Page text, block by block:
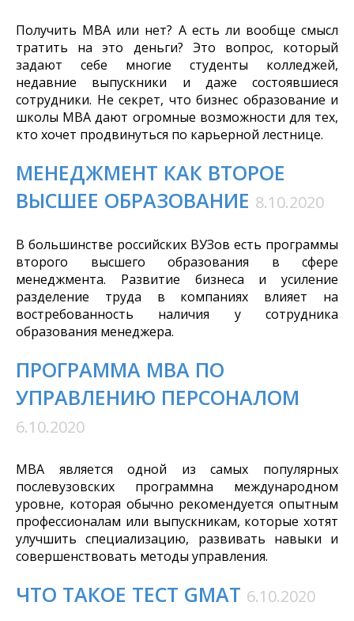
Получить MBA или нет? А есть ли вообще смысл
тратить на это деньги? Это вопрос, который
задают себе многие студенты колледжей,
недавние выпускники и даже состоявшиеся
сотрудники. Не секрет, что бизнес образование и
школы MBA дают огромные возможности для тех,
кто хочет продвинуться по карьерной лестнице.
МЕНЕДЖМЕНТ КАК ВТОРОЕ
ВЫСШЕЕ ОБРАЗОВАНИЕ 8.10.2020
В большинстве российских ВУЗов есть программы
второго высшего образования в сфере
менеджмента. Развитие бизнеса и усиление
разделение труда в компаниях влияет на
востребованность наличия у сотрудника
образования менеджера.
ПРОГРАММА МВА ПО
УПРАВЛЕНИЮ ПЕРСОНАЛОМ
6.10.2020
MBA является одной из самых популярных
послевузовских программна международном
уровне, которая обычно рекомендуется опытным
профессионалам или выпускникам, которые хотят
улучшить специализацию, развивать навыки и
совершенствовать методы управления.
ЧТО ТАКОЕ ТЕСТ GMAT 6.10.2020